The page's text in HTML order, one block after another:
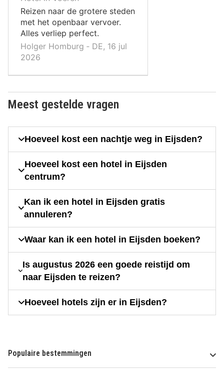
,
Reizen naar de grotere steden
met het openbaar vervoer.
Alles verliep perfect.
Holger Homburg ‐ DE, 16 jul
2026
Meest gestelde vragen
Hoeveel kost een nachtje weg in Eijsden?
Hoeveel kost een hotel in Eijsden
centrum?
Kan ik een hotel in Eijsden gratis
annuleren?
Waar kan ik een hotel in Eijsden boeken?
Is augustus 2026 een goede reistijd om
naar Eijsden te reizen?
Hoeveel hotels zijn er in Eijsden?
Populaire bestemmingen